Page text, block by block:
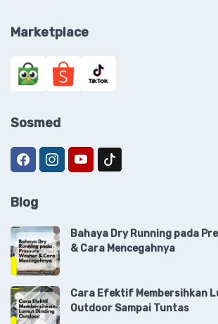
Marketplace
Sosmed
Blog
Bahaya Dry Running pada
& Cara Mencegahnya
Cara Efektif Membersihkan
Outdoor Sampai Tuntas